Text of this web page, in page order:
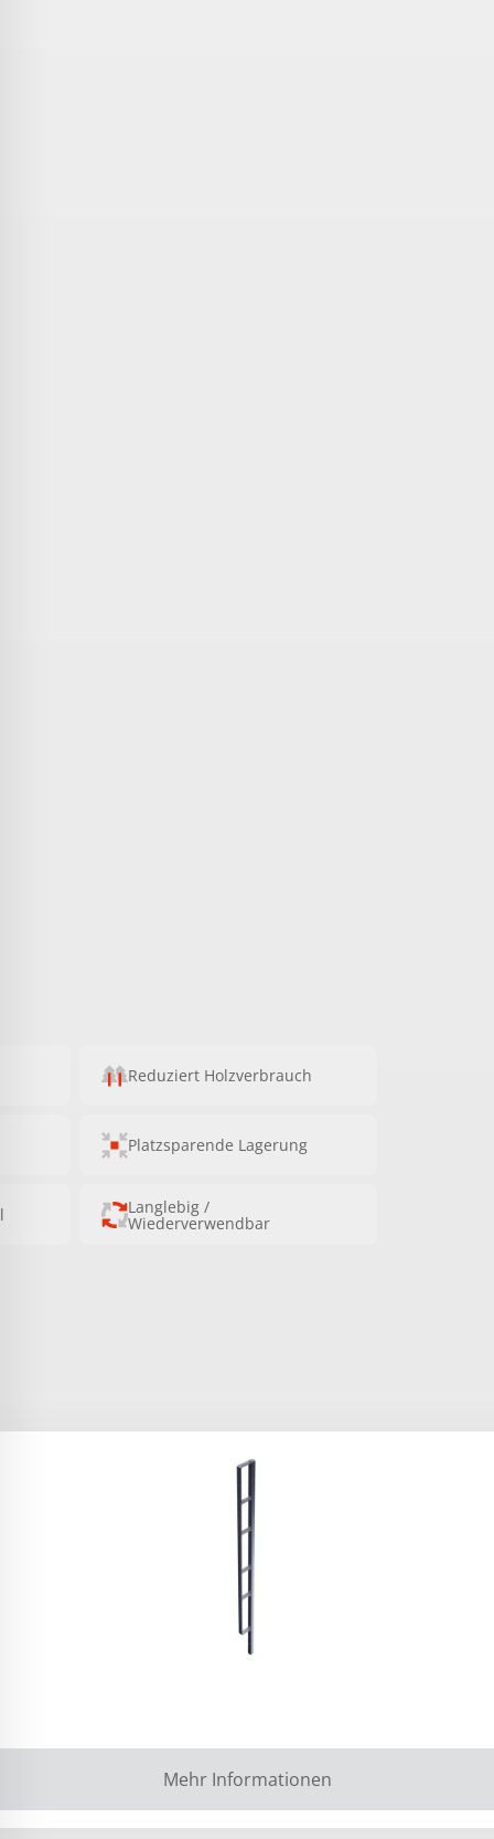
Reduziert Holzverbrauch
Platzsparende Lagerung
Langlebig /
Wiederverwendbar
Mehr Informationen